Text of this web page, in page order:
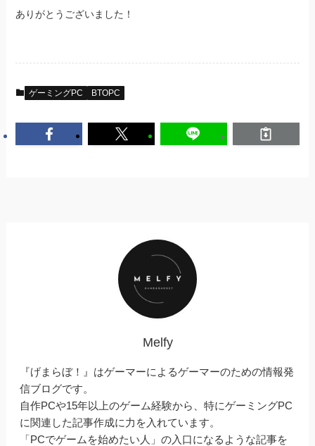
ありがとうございました！
ゲーミングPC BTOPC
Melfy
『げまらぼ！』はゲーマーによるゲーマーのための情報発
信ブログです。
自作PCや15年以上のゲーム経験から、特にゲーミングPC
に関連した記事作成に力を入れています。
「PCでゲームを始めたい人」の入口になるような記事を